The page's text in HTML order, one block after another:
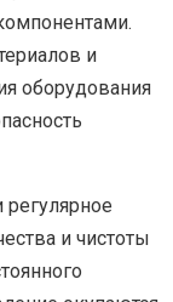
и
оборудования
и чистоты